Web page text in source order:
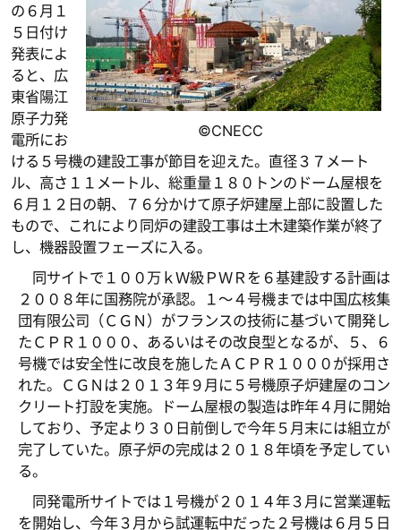
©CNECC
の６月１
５日付け
発表によ
ると、広
東省陽江
原子力発
電所にお
ける５号機の建設工事が節目を迎えた。直径３７メート
ル、高さ１１メートル、総重量１８０トンのドーム屋根を
６月１２日の朝、７６分かけて原子炉建屋上部に設置した
もので、これにより同炉の建設工事は土木建築作業が終了
し、機器設置フェーズに入る。
同サイトで１００万ｋＷ級ＰＷＲを６基建設する計画は
２００８年に国務院が承認。１～４号機までは中国広核集
団有限公司（ＣＧＮ）がフランスの技術に基づいて開発し
たＣＰＲ１０００、あるいはその改良型となるが、５、６
号機では安全性に改良を施したＡＣＰＲ１０００が採用さ
れた。ＣＧＮは２０１３年９月に５号機原子炉建屋のコン
クリート打設を実施。ドーム屋根の製造は昨年４月に開始
しており、予定より３０日前倒しで今年５月末には組立が
完了していた。原子炉の完成は２０１８年頃を予定してい
る。
同発電所サイトでは１号機が２０１４年３月に営業運転
を開始し、今年３月から試運転中だった２号機は６月５日